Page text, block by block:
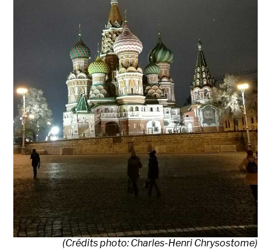
(Crédits photo: Charles-Henri Chrysostome)